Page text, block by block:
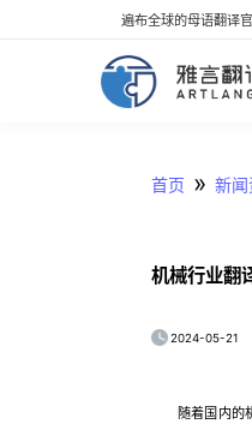
遍布全球的母语翻译官
首页 » 新闻
机械行业翻
2024-05-21
随着国内的机